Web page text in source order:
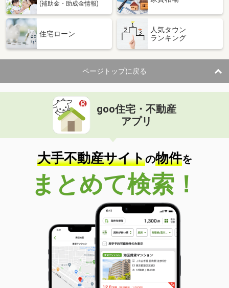
栃木県佐野市栃本町
住 所
栃木県佐野市栃本町
専有面積 51.67m²
間取り
2LDK
栃木県下野市上大領
価 格
住 所
栃木県下野市上大領
専有面積 64.4m²
間取り
2LDK
栃木県宇都宮市宮原３
価 格
5.90万円
栃木県宇都宮市宮原３
43.36m²
間取り
1LDK
栃木県鹿沼市貝島町
価 格
5.50万円
住 所
栃木県鹿沼市貝島町
(補助金・助成金情報)
住宅ローン
人気タウン
ランキング
ページトップに戻る
goo住宅・不動産
アプリ
大手不動産サイトの物件を
まとめて検索！